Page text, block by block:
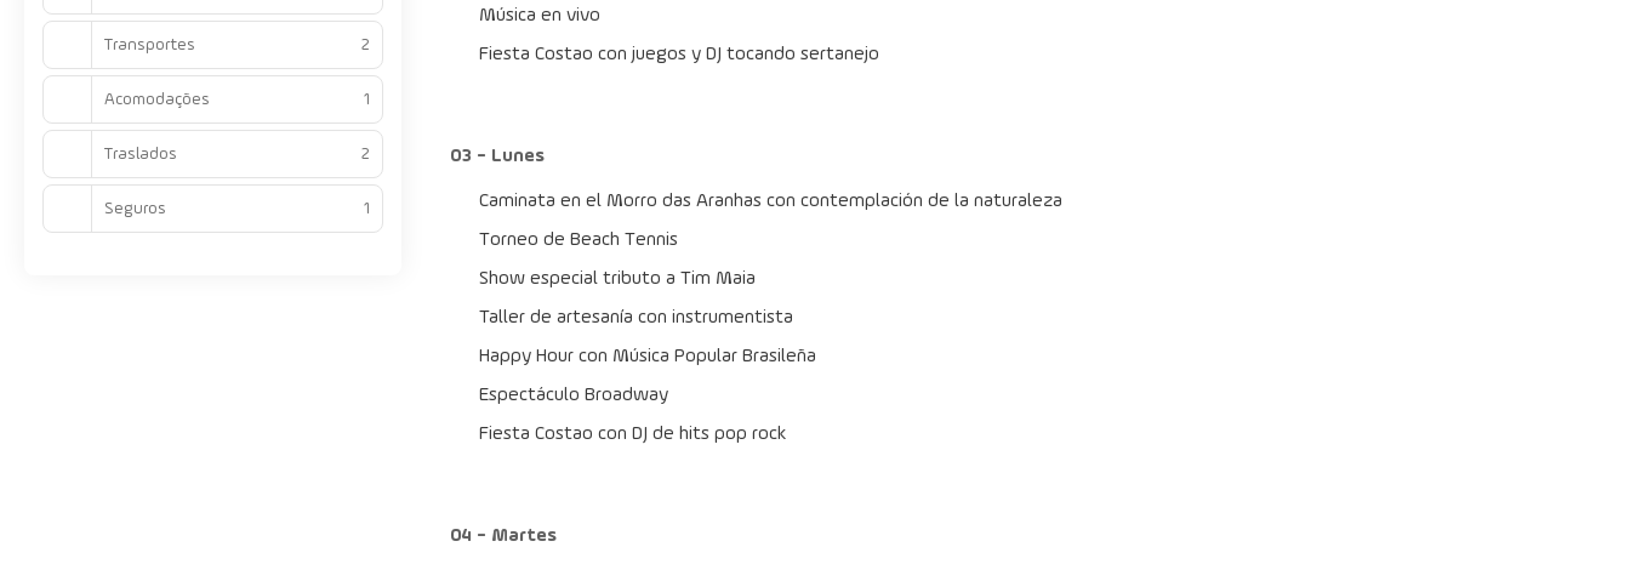
Música en vivo
Fiesta Costao con juegos y DJ tocando sertanejo
03 - Lunes
Caminata en el Morro das Aranhas con contemplación de la naturaleza
Torneo de Beach Tennis
Show especial tributo a Tim Maia
Taller de artesanía con instrumentista
Happy Hour con Música Popular Brasileña
Espectáculo Broadway
Fiesta Costao con DJ de hits pop rock
04 - Martes
Transportes 2
Acomodações 1
Traslados 2
Seguros 1